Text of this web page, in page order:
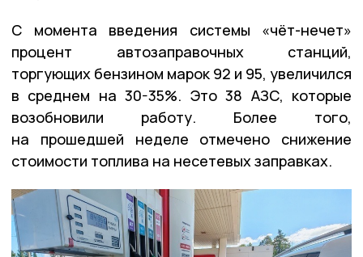
С момента введения системы «чёт-нечет»
процент автозаправочных станций,
торгующих бензином марок 92 и 95, увеличился
в среднем на 30-35%. Это 38 АЗС, которые
возобновили работу. Более того,
на прошедшей неделе отмечено снижение
стоимости топлива на несетевых заправках.